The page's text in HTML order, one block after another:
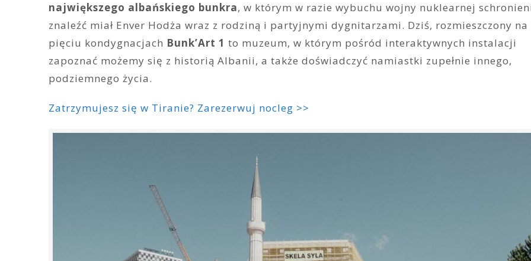
największego albańskiego bunkra, w którym w razie wybuchu wojny nuklearnej
znaleźć miał Enver Hodża wraz z rodziną i partyjnymi dygnitarzami. Dziś, rozmieszczony na
pięciu kondygnacjach Bunk’Art 1 to muzeum, w którym pośród interaktywnych instalacji
zapoznać możemy się z historią Albanii, a także doświadczyć namiastki zupełnie innego,
podziemnego życia.
Zatrzymujesz się w Tiranie? Zarezerwuj nocleg >>